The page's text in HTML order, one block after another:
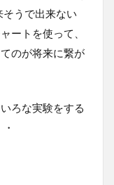
うで出来ない
ートを使って、
のが将来に繋が
ろな実験をする